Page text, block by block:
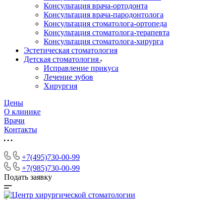
Консультация врача-ортодонта
Консультация врача-пародонтолога
Консультация стоматолога-ортопеда
Консультация стоматолога-терапевта
Консультация стоматолога-хирурга
Эстетическая стоматология
Детская стоматология
Исправление прикуса
Лечение зубов
Хирургия
Цены
О клинике
Врачи
Контакты
+7(495)730-00-99
+7(985)730-00-99
Подать заявку